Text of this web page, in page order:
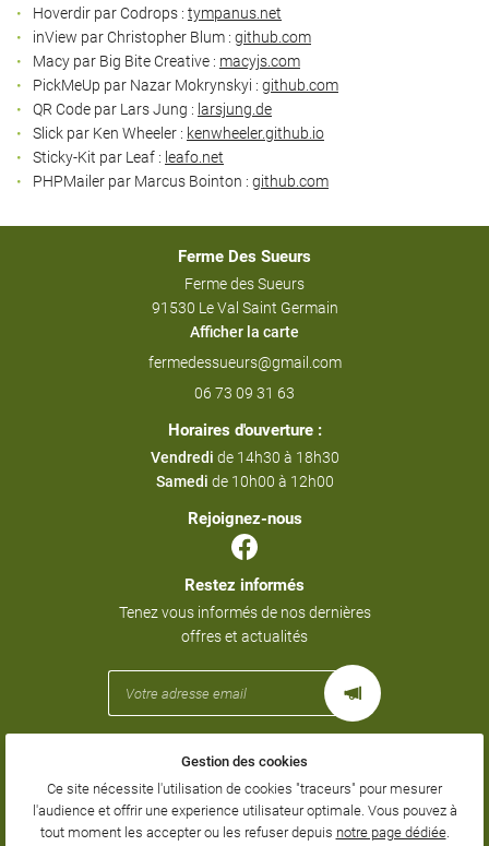
Hoverdir par Codrops : tympanus.net
inView par Christopher Blum : github.com
Macy par Big Bite Creative : macyjs.com
PickMeUp par Nazar Mokrynskyi : github.com
QR Code par Lars Jung : larsjung.de
Slick par Ken Wheeler : kenwheeler.github.io
Sticky-Kit par Leaf : leafo.net
PHPMailer par Marcus Bointon : github.com
Ferme Des Sueurs
Ferme des Sueurs
91530 Le Val Saint Germain
Afficher la carte
06 73 09 31 63
Horaires d'ouverture :
Vendredi de 14h30 à 18h30
Samedi de 10h00 à 12h00
Rejoignez-nous
Restez informés
Tenez vous informés de nos dernières
offres et actualités
Mentions Légales
Conditions générales d'utilisation
Politique de confidentialité
Gestion des cookies
Gestion des cookies
Ce site nécessite l'utilisation de cookies "traceurs" pour mesurer
l'audience et offrir une experience utilisateur optimale. Vous pouvez à
tout moment les accepter ou les refuser depuis notre page dédiée.